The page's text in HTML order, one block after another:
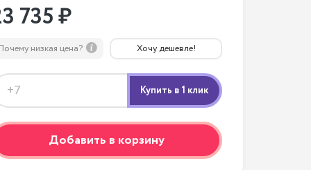
735 ₽
низкая цена? Хочу дешевле!
Добавить в корзину